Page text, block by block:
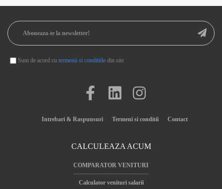
Sunt de acord cu termenii si conditiile din site
Intrebari & Raspunsuri Termeni si conditii Contact
CALCULEAZA ACUM
COMPARATOR VENITURI
Calculator venituri salarii